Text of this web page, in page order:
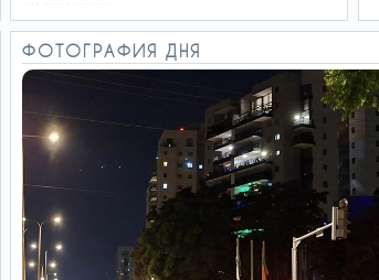
ФОТОГРАФИЯ ДНЯ